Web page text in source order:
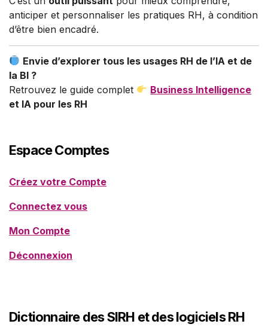
anticiper et personnaliser les pratiques RH, à condition
d’être bien encadré.
Envie d’explorer tous les usages RH de l’IA et de
la BI ?
Retrouvez le guide complet
Business Intelligence
et IA pour les RH
Espace Comptes
Créez votre Compte
Connectez vous
Mon Compte
Déconnexion
Dictionnaire des SIRH et des logiciels RH